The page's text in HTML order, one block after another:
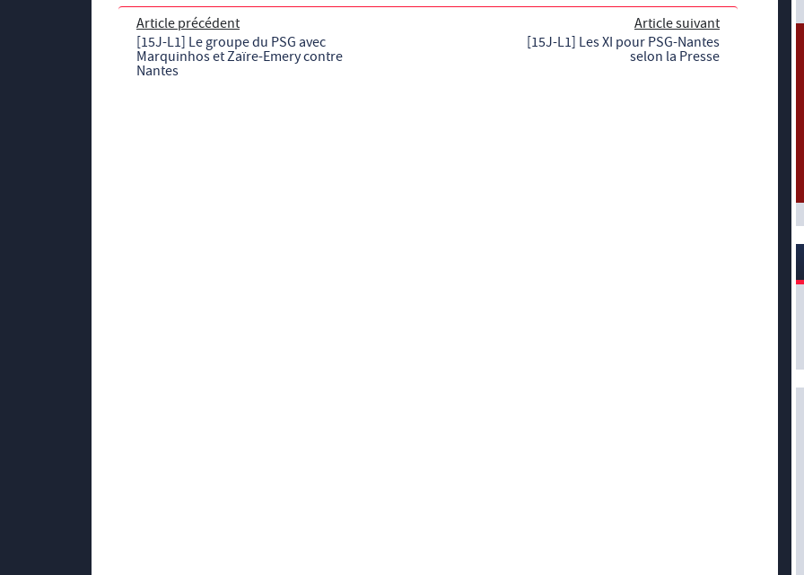
Article précédent
[15J-L1] Le groupe du PSG avec
Marquinhos et Zaïre-Emery contre
Nantes
Article suivant
[15J-L1] Les XI pour PSG-Nantes
selon la Presse